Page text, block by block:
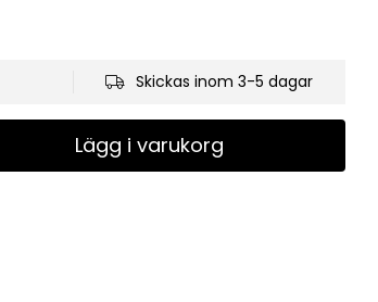
Skickas inom 3-5 dagar
Lägg i varukorg